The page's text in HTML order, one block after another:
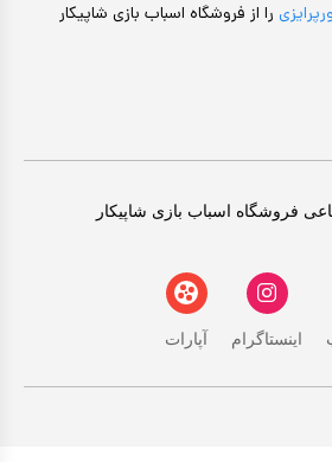
را از فروشگاه اسباب بازی شاپیکار
فروشگاه اسباب بازی شاپیکار
اینستاگرام آپارات